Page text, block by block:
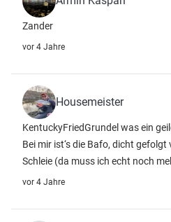
Zander
vor 4 Jahre
Housemeister
KentuckyFriedGrundel was ein
Bei mir ist‘s die Bafo, dicht
Schleie (da muss ich echt noch
vor 4 Jahre